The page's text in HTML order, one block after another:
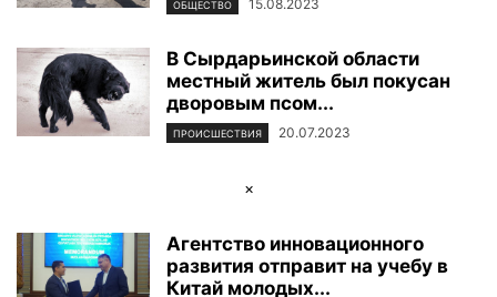
ОБЩЕСТВО 15.08.2023
В Сырдарьинской области
местный житель был покусан
дворовым псом...
ПРОИСШЕСТВИЯ 20.07.2023
×
Агентство инновационного
развития отправит на учебу в
Китай молодых...